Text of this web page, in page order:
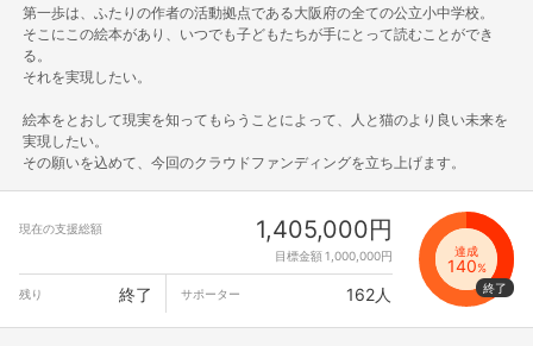
第一歩は、ふたりの作者の活動拠点である大阪府の全ての公立小中学校。
そこにこの絵本があり、いつでも子どもたちが手にとって読むことができ
る。
それを実現したい。
絵本をとおして現実を知ってもらうことによって、人と猫のより良い未来を
実現したい。
その願いを込めて、今回のクラウドファンディングを立ち上げます。
現在の支援総額 1,405,000円
目標金額 1,000,000円 達成
140%
残り
終了 サポーター 162人